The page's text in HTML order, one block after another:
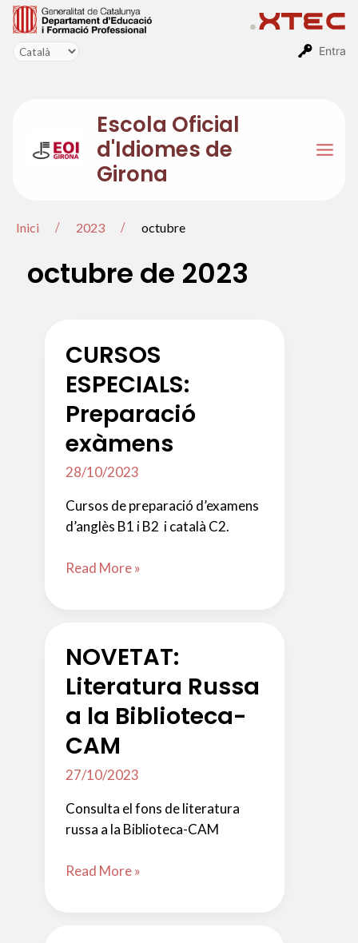
Entra
Vés
contingut
Escola Oficial
d'Idiomes de
Girona
Inici 2023 octubre
octubre de 2023
CURSOS
ESPECIALS:
Preparació
exàmens
28/10/2023
Cursos de preparació d’examens
d’anglès B1 i B2 i català C2.
CURSOS
Read More »
NOVETAT:
Literatura Russa
a la Biblioteca-
CAM
27/10/2023
Consulta el fons de literatura
russa a la Biblioteca-CAM
NOVETAT:
Read More »